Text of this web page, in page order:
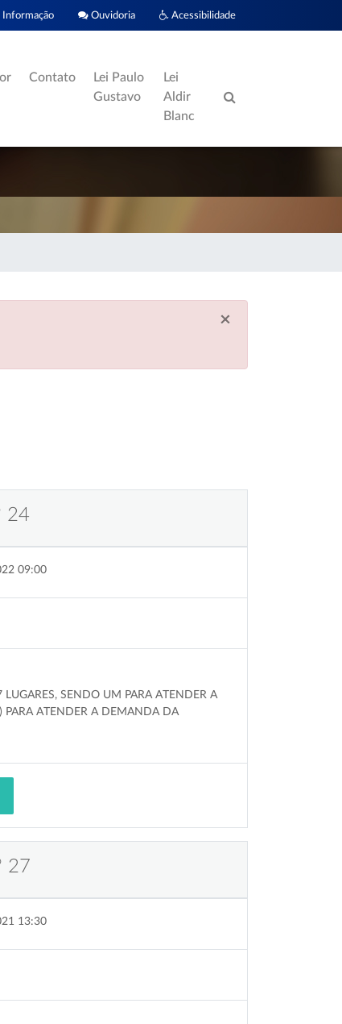
Acessibilidade
Ouvidoria
Informação
Contato
Lei Paulo
Gustavo
Lei
Aldir
Blanc
×
24
09:00
SENDO UM PARA ATENDER A
PARA ATENDER A DEMANDA DA
27
13:30